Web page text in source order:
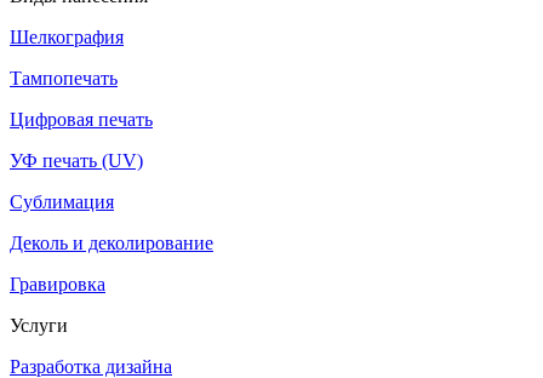
Шелкография
Тампопечать
Цифровая печать
УФ печать (UV)
Сублимация
Деколь и деколирование
Гравировка
Услуги
Разработка дизайна